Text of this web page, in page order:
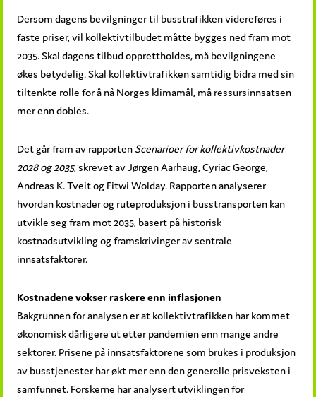
Dersom dagens bevilgninger til busstrafikken videreføres i
faste priser, vil kollektivtilbudet måtte bygges ned fram mot
2035. Skal dagens tilbud opprettholdes, må bevilgningene
økes betydelig. Skal kollektivtrafikken samtidig bidra med sin
tiltenkte rolle for å nå Norges klimamål, må ressursinnsatsen
mer enn dobles.
Det går fram av rapporten Scenarioer for kollektivkostnader
2028 og 2035, skrevet av Jørgen Aarhaug, Cyriac George,
Andreas K. Tveit og Fitwi Wolday. Rapporten analyserer
hvordan kostnader og ruteproduksjon i busstransporten kan
utvikle seg fram mot 2035, basert på historisk
kostnadsutvikling og framskrivinger av sentrale
innsatsfaktorer.
Kostnadene vokser raskere enn inflasjonen
Bakgrunnen for analysen er at kollektivtrafikken har kommet
økonomisk dårligere ut etter pandemien enn mange andre
sektorer. Prisene på innsatsfaktorene som brukes i produksjon
av busstjenester har økt mer enn den generelle prisveksten i
samfunnet. Forskerne har analysert utviklingen for